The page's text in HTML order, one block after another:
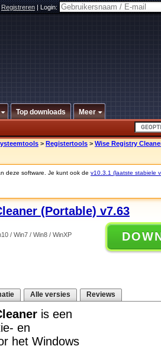
Registreren|Login:
Top downloads Meer
> Registertools > Wise Registry
deze software. Je kunt ook de v10.3.1 (laatste stabiele
(Portable) v7.63
/ Win7 / Win8 / WinXP
Alle versies Reviews
is een
en
het Windows